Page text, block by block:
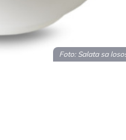
Foto: Salata sa